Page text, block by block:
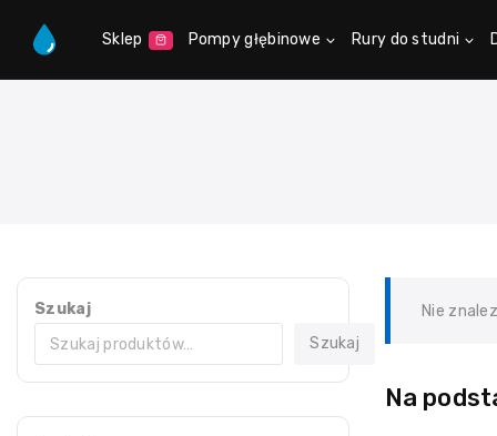
Sklep Pompy głębinowe Rury do studni
Nie
Na
Szukaj
Szukaj